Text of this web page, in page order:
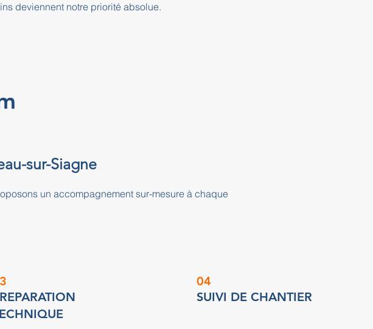
deviennent notre priorité absolue.
sur-Siagne
un accompagnement sur-mesure à chaque
04
SUIVI DE CHANTIER